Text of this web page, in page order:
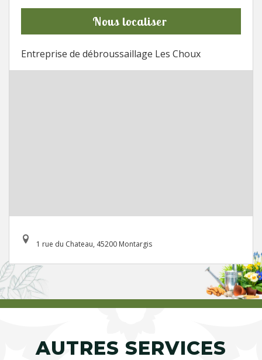
Nous localiser
Entreprise de débroussaillage Les Choux
1 rue du Chateau, 45200 Montargis
AUTRES SERVICES